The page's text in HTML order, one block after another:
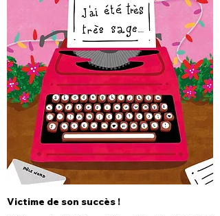
Victime de son succès !